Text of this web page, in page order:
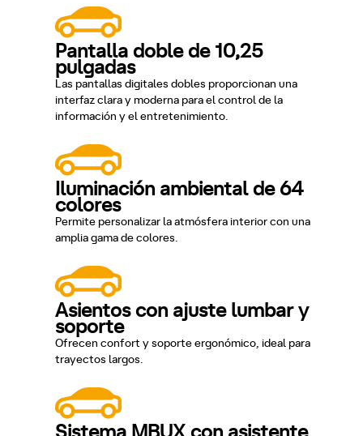
Pantalla doble de 10,25
pulgadas
Las pantallas digitales dobles proporcionan una
interfaz clara y moderna para el control de la
información y el entretenimiento.
Iluminación ambiental de 64
colores
Permite personalizar la atmósfera interior con una
amplia gama de colores.
Asientos con ajuste lumbar y
soporte
Ofrecen confort y soporte ergonómico, ideal para
trayectos largos.